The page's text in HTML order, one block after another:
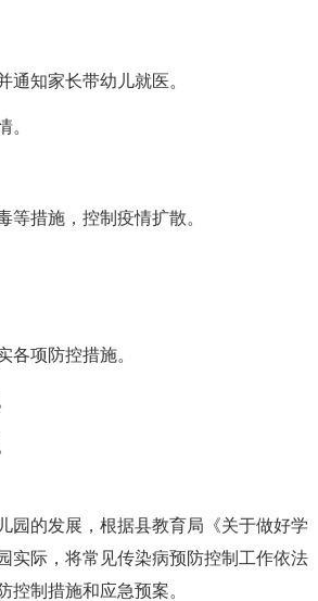
知家长带幼儿就医。
措施，控制疫情扩散。
项防控措施。
的发展，根据县教育局《关于做好学
实际，将常见传染病预防控制工作依法
制措施和应急预案。